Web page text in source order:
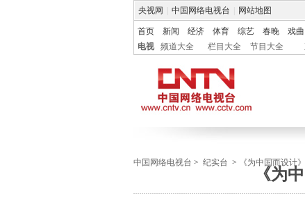
央视网 中国网络电视台 网站地图
首页 新闻 经济 体育 综艺 春晚 戏曲
电视
频道大全 栏目大全 节目大全
中国网络电视台 > 纪实台 > 《为中国而设计》
《为